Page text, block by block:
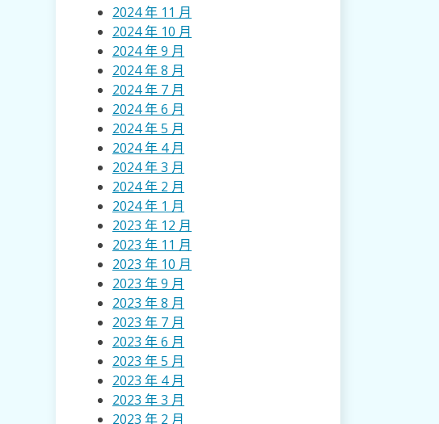
2024 年 11 月
2024 年 10 月
2024 年 9 月
2024 年 8 月
2024 年 7 月
2024 年 6 月
2024 年 5 月
2024 年 4 月
2024 年 3 月
2024 年 2 月
2024 年 1 月
2023 年 12 月
2023 年 11 月
2023 年 10 月
2023 年 9 月
2023 年 8 月
2023 年 7 月
2023 年 6 月
2023 年 5 月
2023 年 4 月
2023 年 3 月
2023 年 2 月